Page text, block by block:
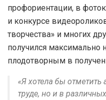
профориентации, в
и конкурсе
творчества» и многих
получился
плодотворным в
«Я хотела бы отметить
труде, но и в